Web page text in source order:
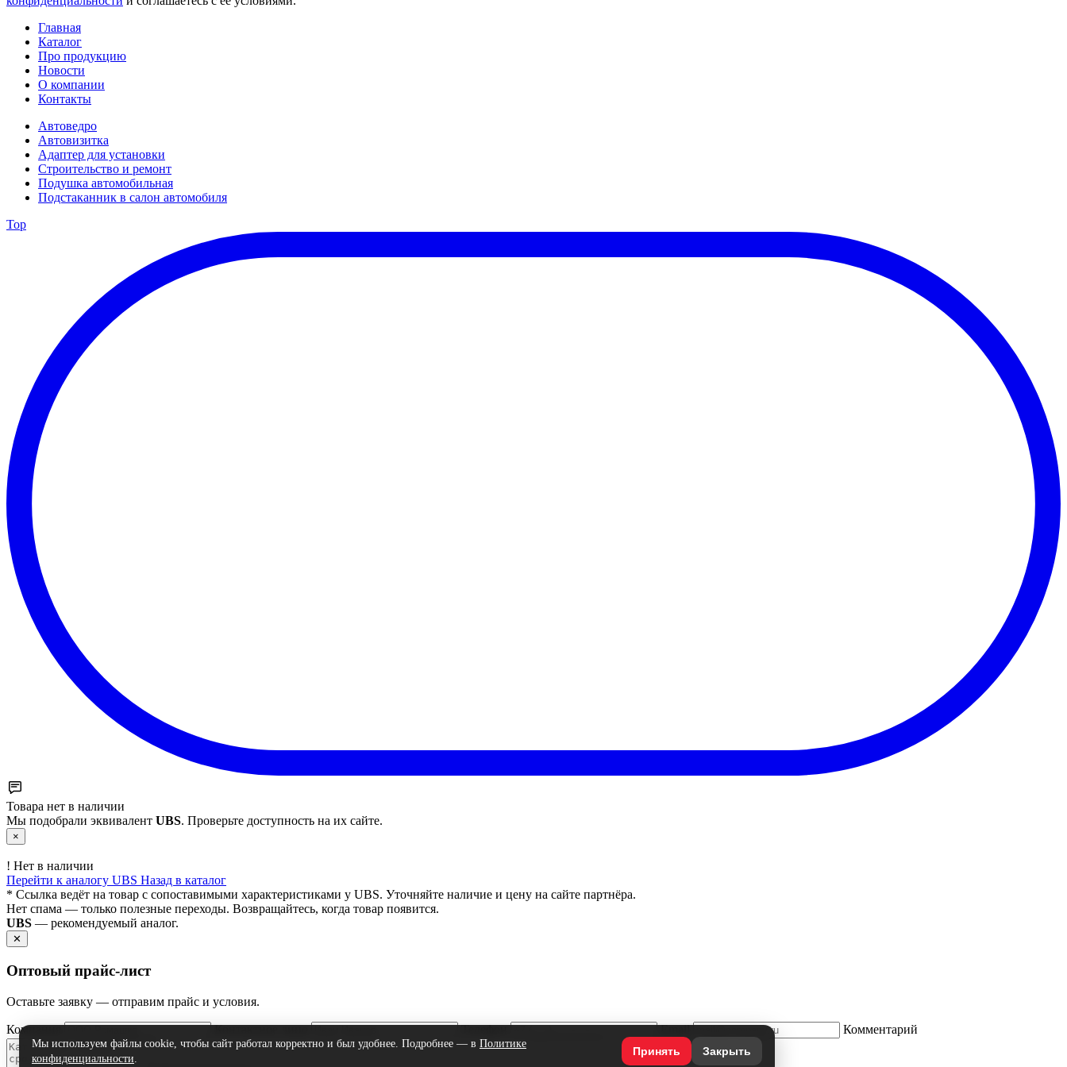
Главная
Каталог
Про продукцию
Новости
О компании
Контакты
Автоведро
Автовизитка
Адаптер для установки
Строительство и ремонт
Подушка автомобильная
Подстаканник в салон автомобиля
Top
Товара нет в наличии
Мы подобрали эквивалент UBS. Проверьте доступность на их сайте.
×
! Нет в наличии
Перейти к аналогу UBS Назад в каталог
* Ссылка ведёт на товар с сопоставимыми характеристиками у UBS. Уточняйте наличие и цену на сайте партнёра.
Нет спама — только полезные переходы. Возвращайтесь, когда товар появится.
UBS — рекомендуемый аналог.
Мы используем файлы cookie, чтобы сайт работал корректно и был удобнее. Подробнее — в Политике
конфиденциальности.
Принять Закрыть
✕
Оптовый прайс‑лист
Оставьте заявку — отправим прайс и условия.
Компания Контактное лицо Телефон Email Комментарий